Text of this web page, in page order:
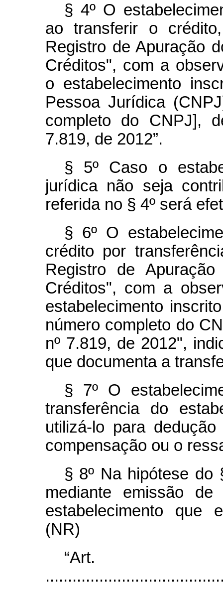
§ 4º O
ao transferir o
Registro de Apuração
Créditos", com a
o estabelecimento
Pessoa Jurídica
completo do CNPJ],
7.819, de 2012”.
§ 5º Caso o
jurídica não seja
referida no § 4º será
§ 6º O
crédito por
Registro de
Créditos", com a
estabelecimento
número completo do
nº 7.819, de 2012",
que documenta a
§ 7º O
transferência do
utilizá-lo para
compensação ou o
§ 8º Na hipótese do
mediante emissão
estabelecimento que
(NR)